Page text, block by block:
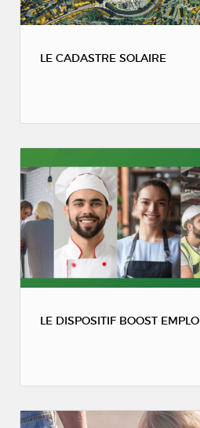
LE CADASTRE SOLAIRE
LE DISPOSITIF BOOST EMPLOI